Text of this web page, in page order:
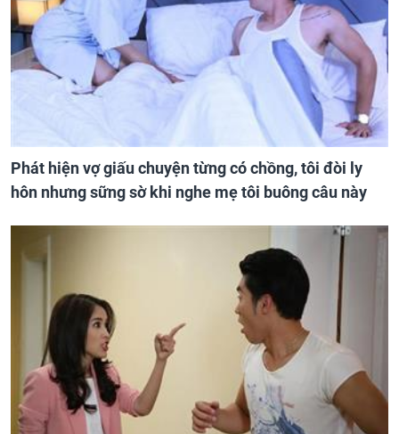
Phát hiện vợ giấu chuyện từng có chồng, tôi đòi ly
hôn nhưng sững sờ khi nghe mẹ tôi buông câu này